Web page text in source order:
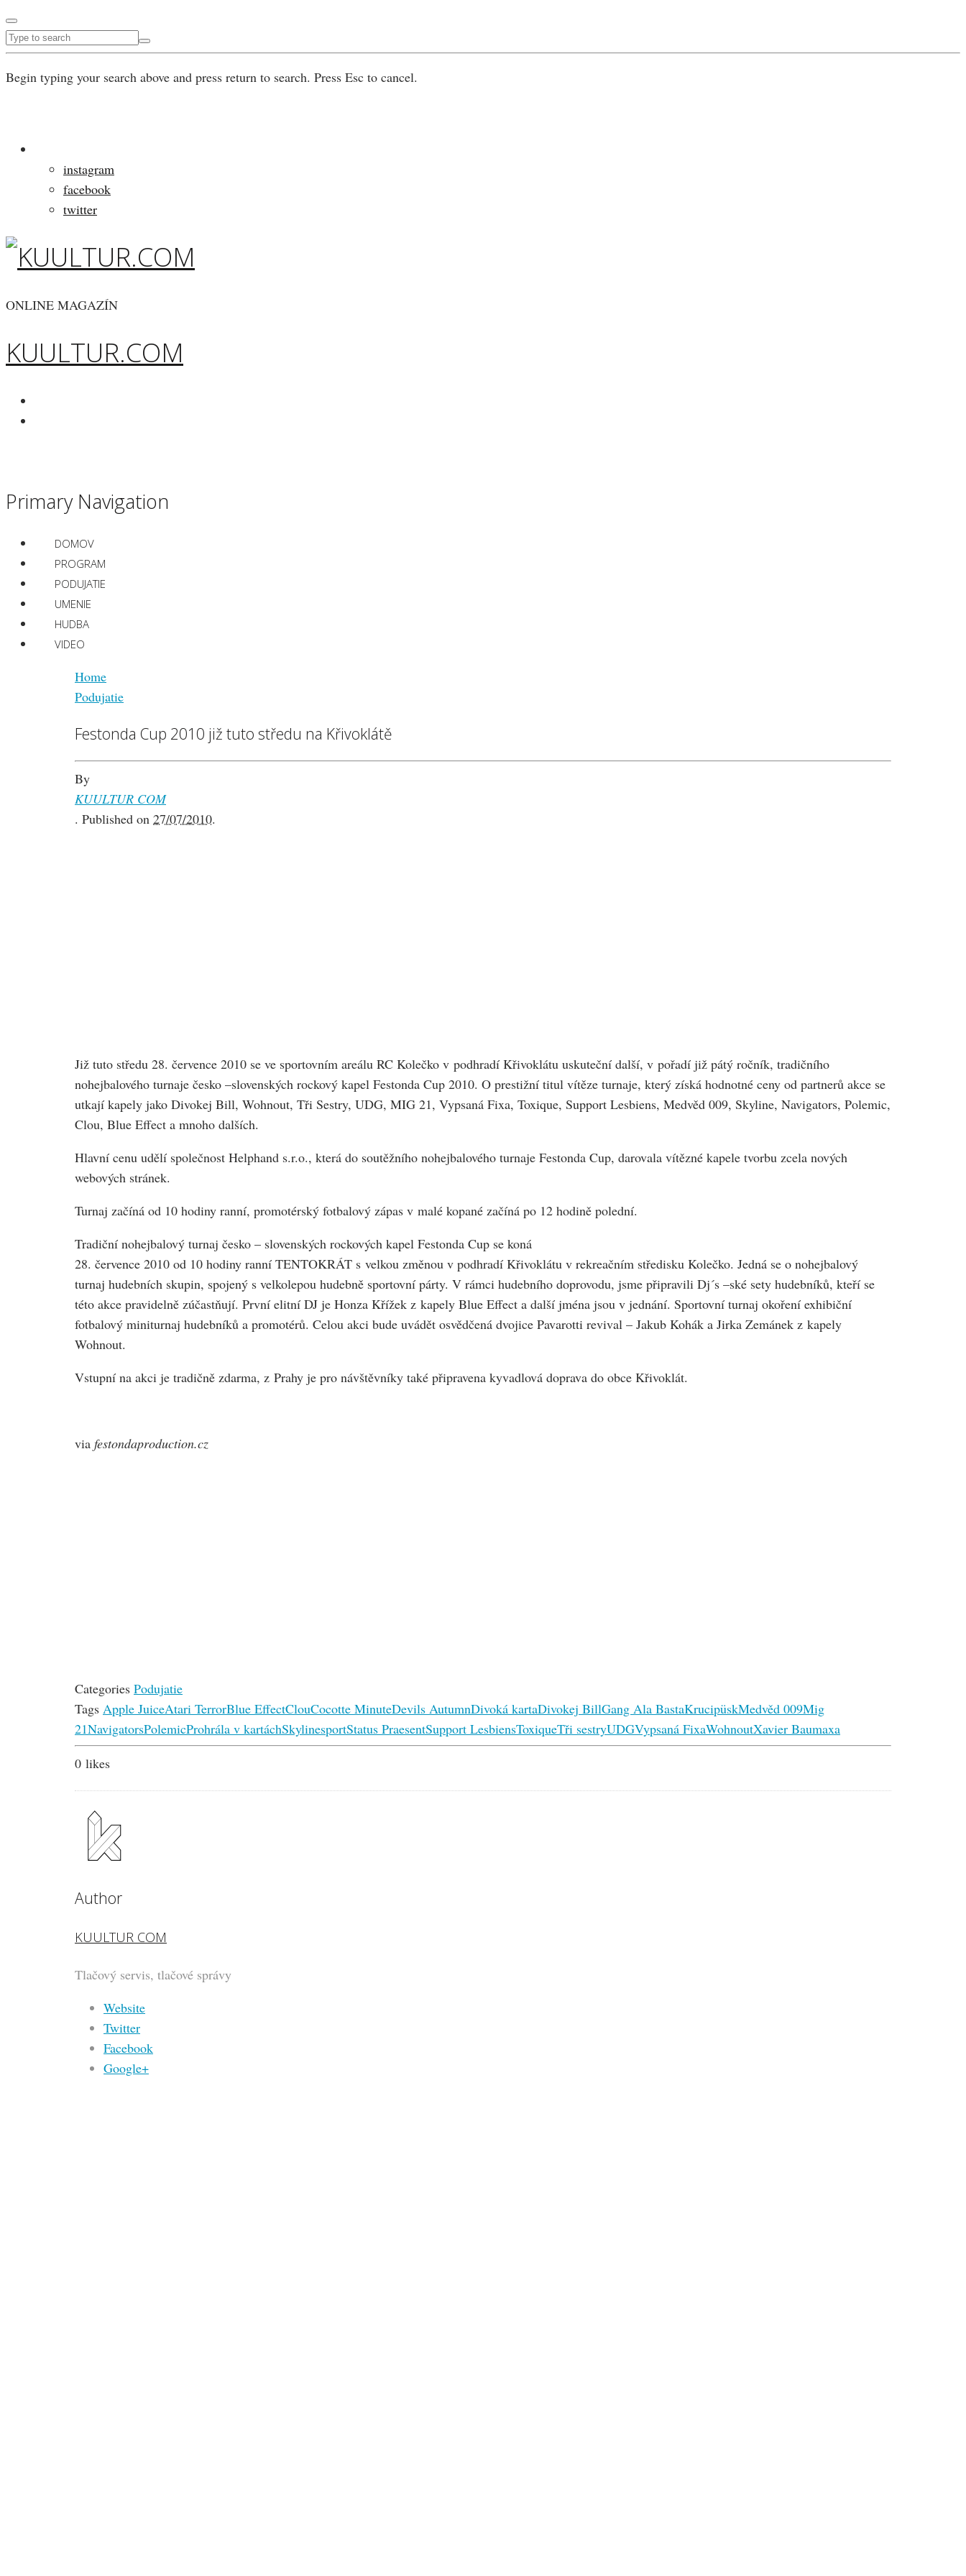
Begin typing your search above and press return to search. Press Esc to cancel.
instagram
facebook
twitter
ONLINE MAGAZÍN
KUULTUR.COM
Primary Navigation
DOMOV
PROGRAM
PODUJATIE
UMENIE
HUDBA
VIDEO
Home
Podujatie
Festonda Cup 2010 již tuto středu na Křivoklátě
By
KUULTUR COM
. Published on 27/07/2010.
Již tuto středu 28. července 2010 se ve sportovním areálu RC Kolečko v podhradí Křivoklátu uskuteční další, v pořadí již pátý ročník, tradičního
nohejbalového turnaje česko –slovenských rockový kapel Festonda Cup 2010. O prestižní titul vítěze turnaje, který získá hodnotné ceny od partnerů akce se
utkají kapely jako Divokej Bill, Wohnout, Tři Sestry, UDG, MIG 21, Vypsaná Fixa, Toxique, Support Lesbiens, Medvěd 009, Skyline, Navigators, Polemic,
Clou, Blue Effect a mnoho dalších.
Hlavní cenu udělí společnost Helphand s.r.o., která do soutěžního nohejbalového turnaje Festonda Cup, darovala vítězné kapele tvorbu zcela nových
webových stránek.
Turnaj začíná od 10 hodiny ranní, promotérský fotbalový zápas v malé kopané začíná po 12 hodině polední.
Tradiční nohejbalový turnaj česko – slovenských rockových kapel Festonda Cup se koná
28. července 2010 od 10 hodiny ranní TENTOKRÁT s velkou změnou v podhradí Křivoklátu v rekreačním středisku Kolečko. Jedná se o nohejbalový
turnaj hudebních skupin, spojený s velkolepou hudebně sportovní párty. V rámci hudebního doprovodu, jsme připravili Dj´s –ské sety hudebníků, kteří se
této akce pravidelně zúčastňují. První elitní DJ je Honza Křížek z kapely Blue Effect a další jména jsou v jednání. Sportovní turnaj okoření exhibiční
fotbalový miniturnaj hudebníků a promotérů. Celou akci bude uvádět osvědčená dvojice Pavarotti revival – Jakub Kohák a Jirka Zemánek z kapely
Wohnout.
Vstupní na akci je tradičně zdarma, z Prahy je pro návštěvníky také připravena kyvadlová doprava do obce Křivoklát.
via festondaproduction.cz
Categories Podujatie
Tags Apple JuiceAtari TerrorBlue EffectClouCocotte MinuteDevils AutumnDivoká kartaDivokej BillGang Ala BastaKrucipüskMedvěd 009Mig
21NavigatorsPolemicProhrála v kartáchSkylinesportStatus PraesentSupport LesbiensToxiqueTři sestryUDGVypsaná FixaWohnoutXavier Baumaxa
0 likes
Author
KUULTUR COM
Tlačový servis, tlačové správy
Website
Twitter
Facebook
Google+